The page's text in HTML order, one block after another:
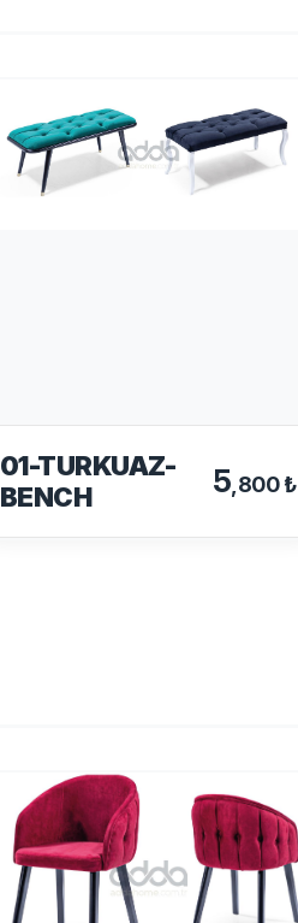
01-TURKUAZ-
BENCH
5 ,800 ₺